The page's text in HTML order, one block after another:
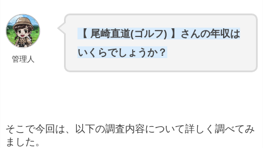
管理人
【 尾崎直道(ゴルフ) 】さんの年収は
いくらでしょうか？
そこで今回は、以下の調査内容について詳しく調べてみ
ました。